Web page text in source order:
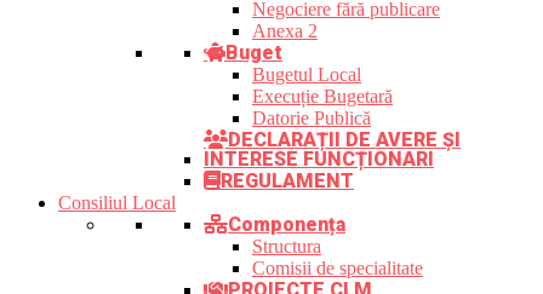
Negociere fără publicare
Anexa 2
Buget
Bugetul Local
Execuție Bugetară
Datorie Publică
DECLARAȚII DE AVERE ȘI
INTERESE FUNCȚIONARI
REGULAMENT
Consiliul Local
Componența
Structura
Comisii de specialitate